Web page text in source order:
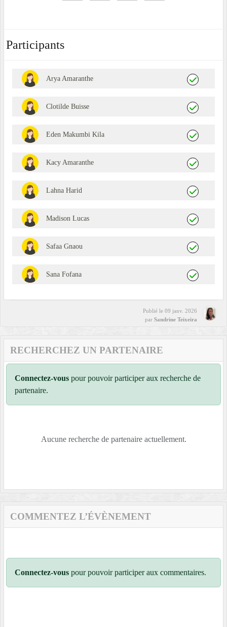
Participants
Arya Amaranthe
Clotilde Buisse
Eden Makumbi Kila
Kacy Amaranthe
Lahna Harid
Madison Lucas
Safaa Gnaou
Sana Fofana
Publié le 09 janv. 2026
par Sandrine Teixeira
RECHERCHEZ UN PARTENAIRE
Connectez-vous pour pouvoir participer aux recherche de
partenaire.
Aucune recherche de partenaire actuellement.
COMMENTEZ L’ÉVÈNEMENT
Connectez-vous pour pouvoir participer aux commentaires.